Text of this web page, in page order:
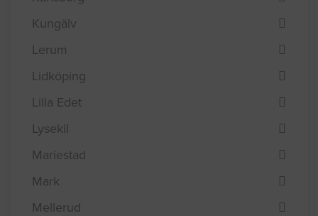
Kungälv
Lerum
Lidköping
Lilla Edet
Lysekil
Mariestad
Mark
Mellerud